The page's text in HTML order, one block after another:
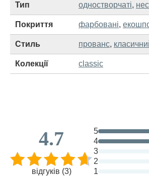
Тип одностворчаті,
Покриття фарбовані,
Стиль прованс,
Колекції classic
4.7
відгуків (3)
5
4
3
2
1